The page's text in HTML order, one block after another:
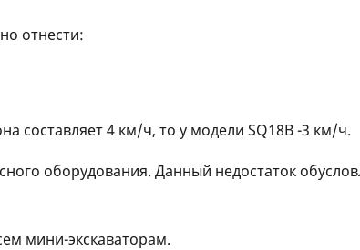
отнести:
составляет 4 км/ч, то у модели SQ18B -3 км/ч.
оборудования. Данный недостаток
мини-экскаваторам.